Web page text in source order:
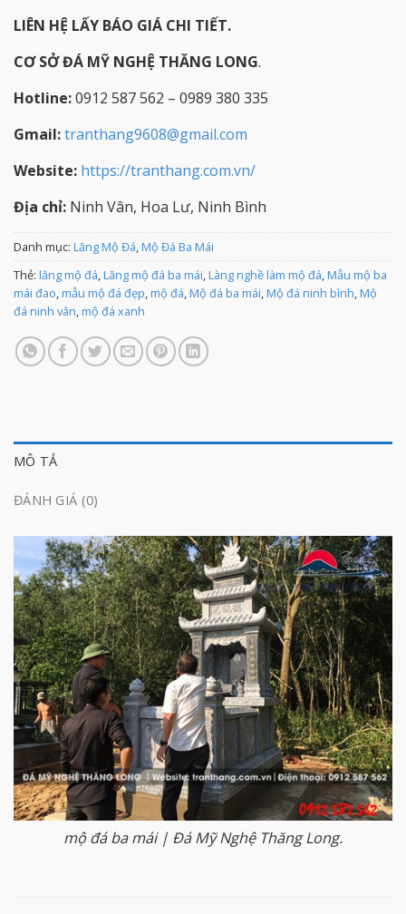
LIÊN HỆ LẤY BÁO GIÁ CHI TIẾT.
CƠ SỞ ĐÁ MỸ NGHỆ THĂNG LONG.
Hotline:0912 587 562 – 0989 380 335
Gmail:tranthang9608@gmail.com
Website: https://tranthang.com.vn/
Địa chỉ: Ninh Vân, Hoa Lư, Ninh Bình
Danh mục: Lăng Mộ Đá,Mộ Đá Ba Mái
Thẻ: lăng mộ đá,Lăng mộ đá ba mái,Làng nghề làm mộ đá,Mẫu mộ ba
mái đao,mẫu mộ đá đẹp,mộ đá,Mộ đá ba mái,Mộ đá ninh bình,Mộ
đá ninh vân,mộ đá xanh
MÔ TẢ
ĐÁNH GIÁ (0)
mộ đá ba mái | Đá Mỹ Nghệ Thăng Long.